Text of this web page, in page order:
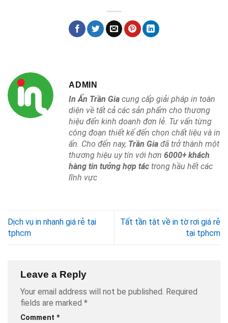
ADMIN
In Ấn Trần Gia cung cấp giải pháp in toàn
diện về tất cả các sản phẩm cho thương
hiệu đến kinh doanh đơn lẻ. Tư vấn từng
công đoạn thiết kế đến chọn chất liệu và in
ấn. Cho đến nay, Trần Gia đã trở thành một
thương hiệu uy tín với hơn 6000+ khách
hàng tin tưởng hợp tác trong hầu hết các
lĩnh vực
Dịch vụ in nhanh giá rẻ tại
tphcm
Tất tần tật về in tờ rơi giá rẻ
tại tphcm
Leave a Reply
Your email address will not be published. Required
fields are marked *
Comment *